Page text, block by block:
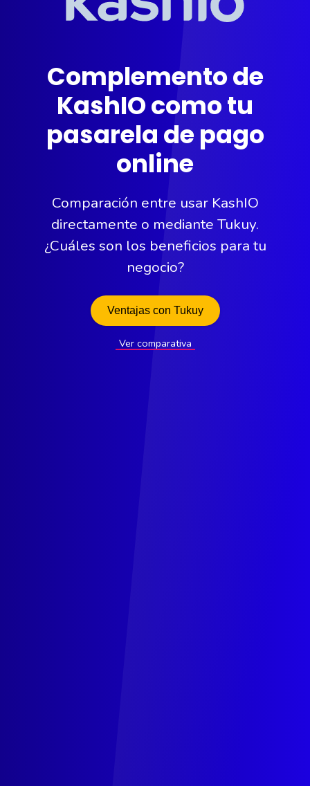
Complemento de
KashIO como tu
pasarela de pago
online
Comparación entre usar KashIO
directamente o mediante Tukuy.
¿Cuáles son los beneficios para tu
negocio?
Ventajas con Tukuy
Ver comparativa